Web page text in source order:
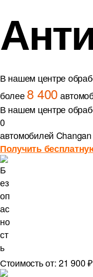
В нашем центре
более8 400
В нашем центре
0
автомобилей Changan
Получить
Стоимость от: 21 900 ₽